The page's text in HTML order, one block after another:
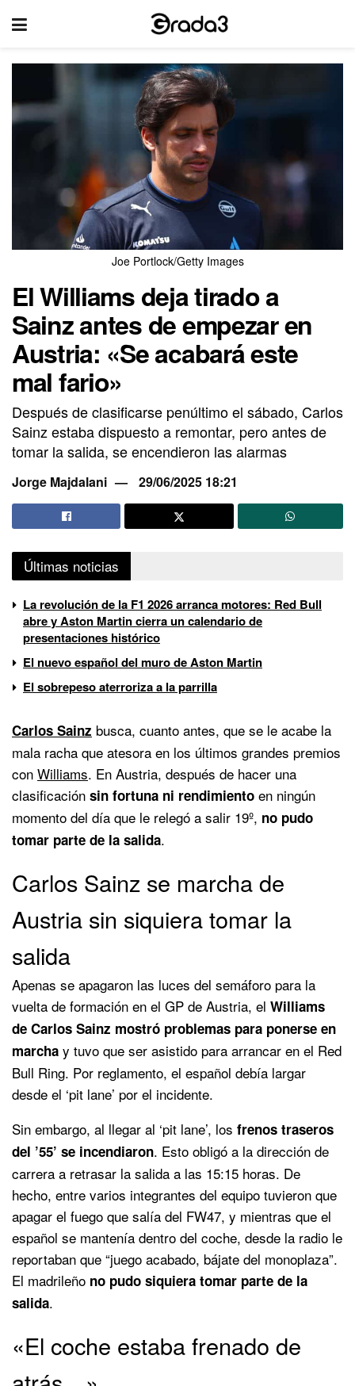
Joe Portlock/Getty Images
El Williams deja tirado a
Sainz antes de empezar en
Austria: «Se acabará este
mal fario»
Después de clasificarse penúltimo el sábado, Carlos
Sainz estaba dispuesto a remontar, pero antes de
tomar la salida, se encendieron las alarmas
Jorge Majdalani 29/06/2025 18:21
Últimas noticias
La revolución de la F1 2026 arranca motores: Red Bull
abre y Aston Martin cierra un calendario de
presentaciones histórico
El nuevo español del muro de Aston Martin
El sobrepeso aterroriza a la parrilla
Carlos Sainz busca, cuanto antes, que se le acabe la
mala racha que atesora en los últimos grandes premios
con Williams. En Austria, después de hacer una
clasificación sin fortuna ni rendimiento en ningún
momento del día que le relegó a salir 19º, no pudo
tomar parte de la salida.
Carlos Sainz se marcha de
Austria sin siquiera tomar la
salida
Apenas se apagaron las luces del semáforo para la
vuelta de formación en el GP de Austria, el Williams
de Carlos Sainz mostró problemas para ponerse en
marcha y tuvo que ser asistido para arrancar en el Red
Bull Ring. Por reglamento, el español debía largar
desde el ‘pit lane’ por el incidente.
Sin embargo, al llegar al ‘pit lane’, los frenos traseros
del ’55’ se incendiaron. Esto obligó a la dirección de
carrera a retrasar la salida a las 15:15 horas. De
hecho, entre varios integrantes del equipo tuvieron que
apagar el fuego que salía del FW47, y mientras que el
español se mantenía dentro del coche, desde la radio le
reportaban que “juego acabado, bájate del monoplaza”.
El madrileño no pudo siquiera tomar parte de la
salida.
«El coche estaba frenado de